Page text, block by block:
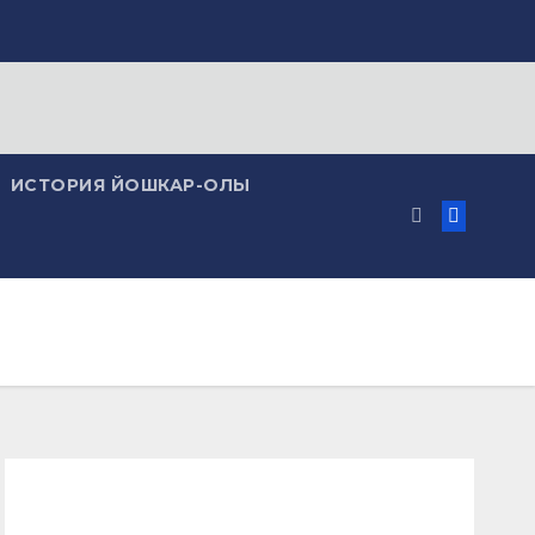
ИСТОРИЯ ЙОШКАР-ОЛЫ